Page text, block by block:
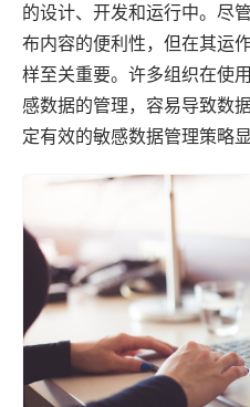
的设计、开发和运行中。尽
布内容的便利性，但在其运
样至关重要。许多组织在使
感数据的管理，容易导致数
定有效的敏感数据管理策略